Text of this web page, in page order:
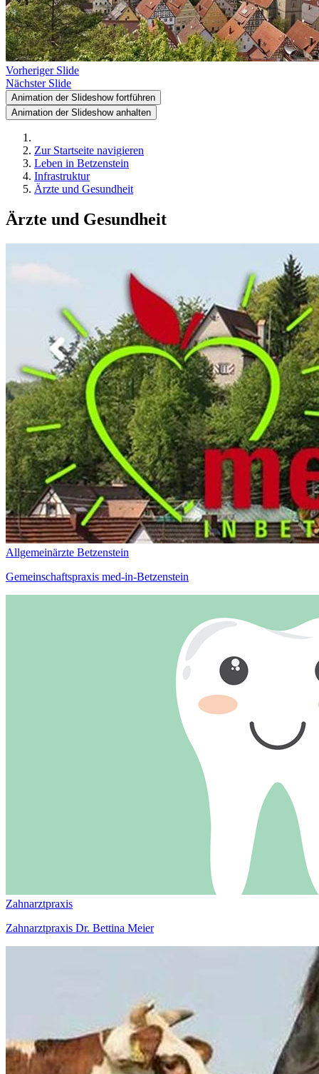
Vorheriger Slide
Nächster Slide
Animation der Slideshow fortführen
Animation der Slideshow anhalten
Zur Startseite navigieren
Leben in Betzenstein
Infrastruktur
Ärzte und Gesundheit
Ärzte und Gesundheit
Allgemeinärzte Betzenstein
Gemeinschaftspraxis med-in-Betzenstein
Zahnarztpraxis
Zahnarztpraxis Dr. Bettina Meier